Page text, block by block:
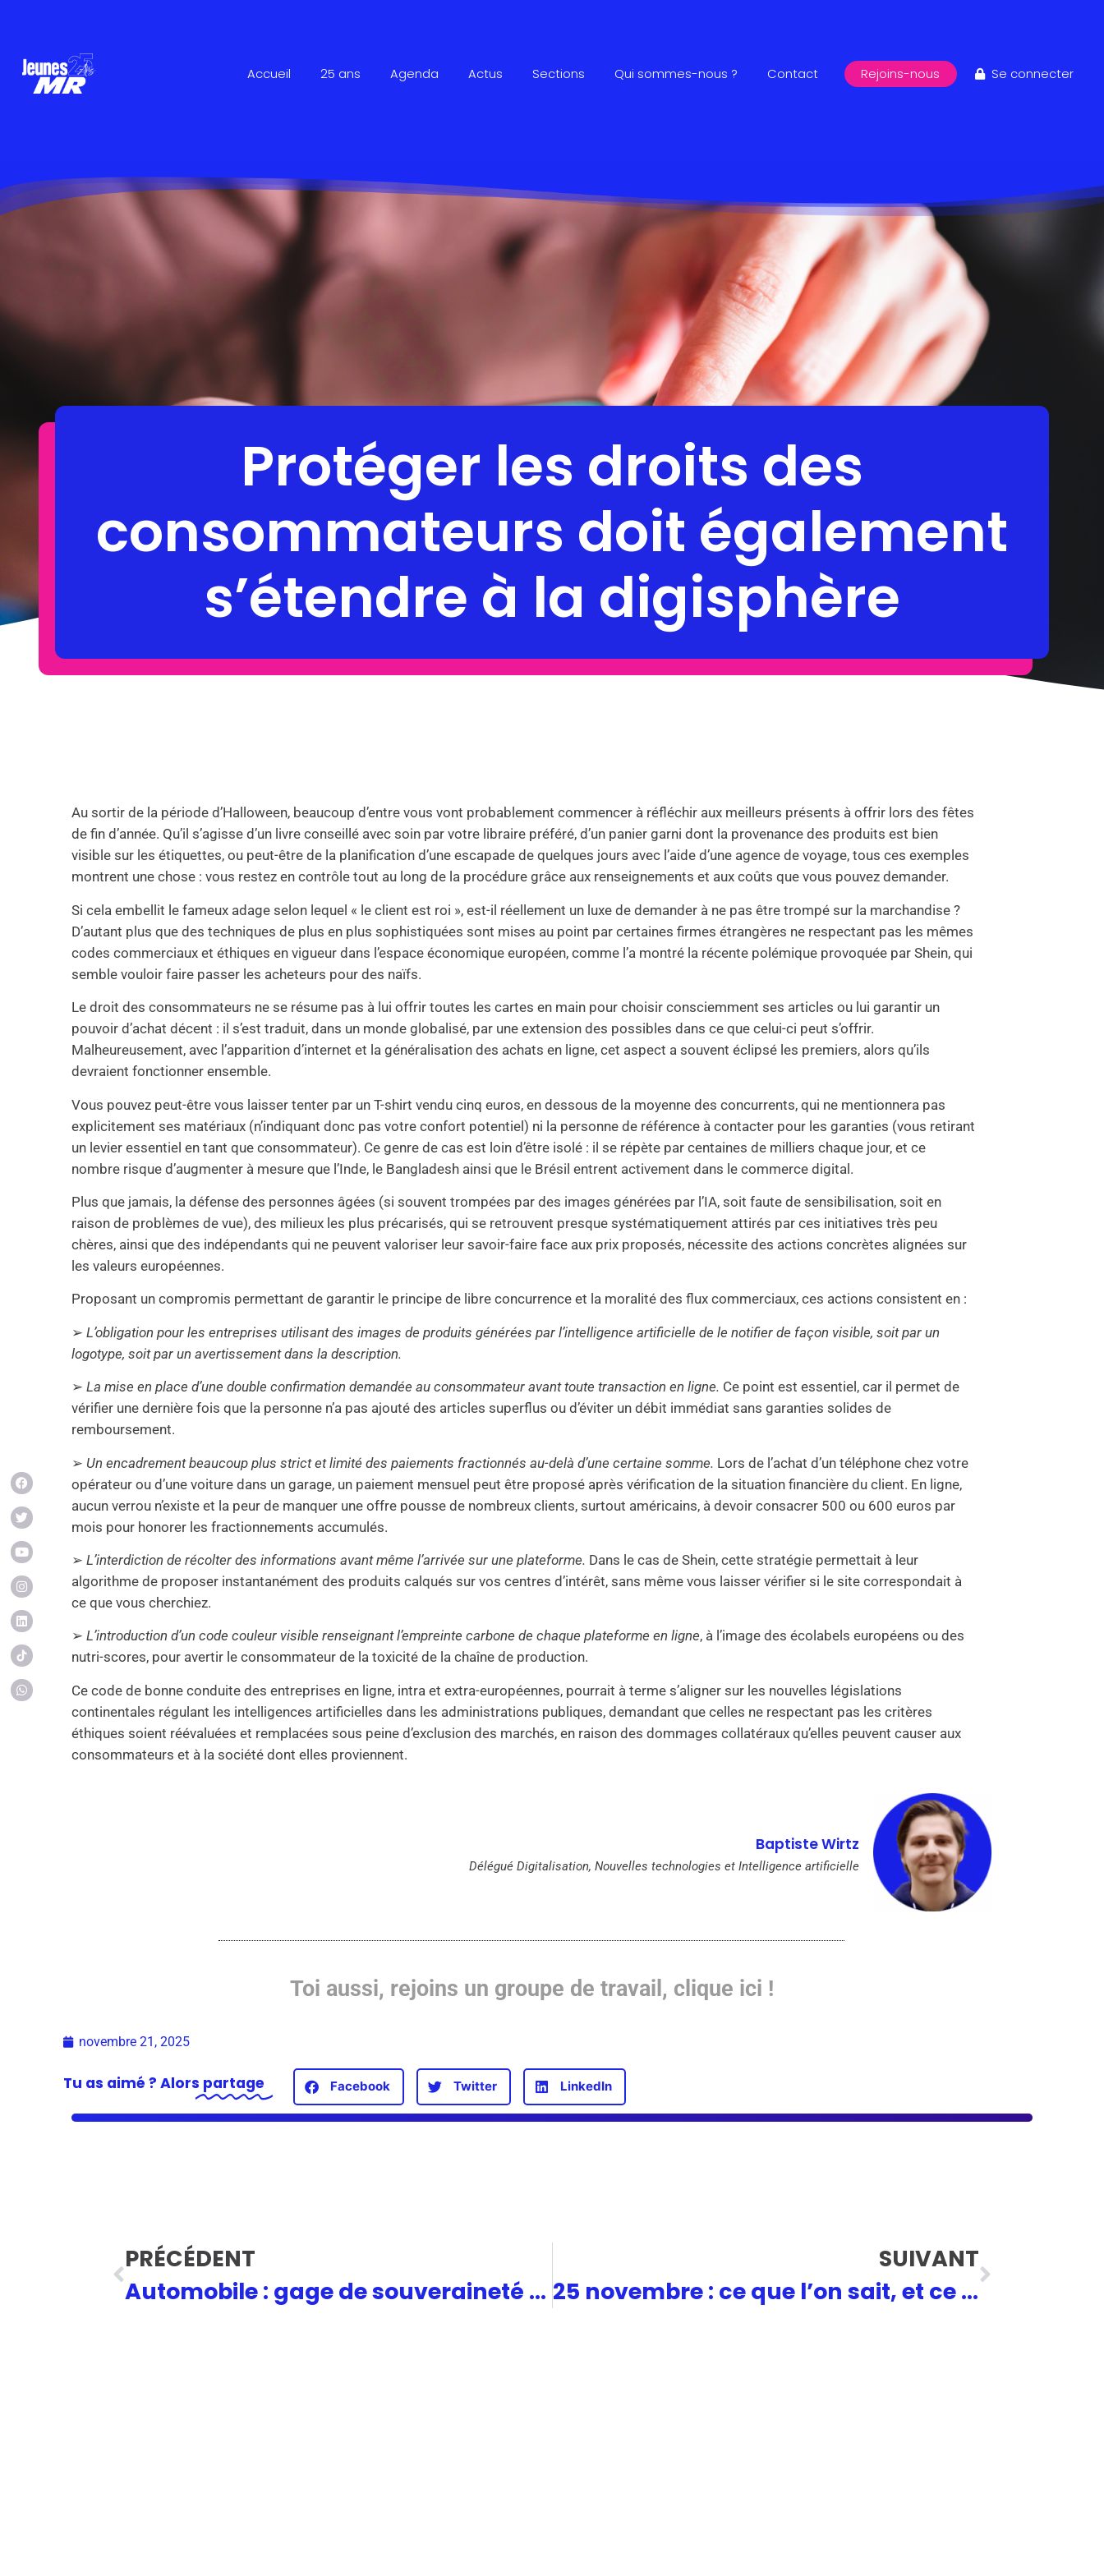
Accueil 25 ans Agenda Actus Sections Qui sommes-nous ? Contact Rejoins-nous Se connecter
Protéger les droits des
consommateurs doit également
s’étendre à la digisphère
Au sortir de la période d’Halloween, beaucoup d’entre vous vont probablement commencer à réfléchir aux meilleurs présents à offrir lors des fêtes
de fin d’année. Qu’il s’agisse d’un livre conseillé avec soin par votre libraire préféré, d’un panier garni dont la provenance des produits est bien
visible sur les étiquettes, ou peut-être de la planification d’une escapade de quelques jours avec l’aide d’une agence de voyage, tous ces exemples
montrent une chose : vous restez en contrôle tout au long de la procédure grâce aux renseignements et aux coûts que vous pouvez demander.
Si cela embellit le fameux adage selon lequel « le client est roi », est-il réellement un luxe de demander à ne pas être trompé sur la marchandise ?
D’autant plus que des techniques de plus en plus sophistiquées sont mises au point par certaines firmes étrangères ne respectant pas les mêmes
codes commerciaux et éthiques en vigueur dans l’espace économique européen, comme l’a montré la récente polémique provoquée par Shein, qui
semble vouloir faire passer les acheteurs pour des naïfs.
Le droit des consommateurs ne se résume pas à lui offrir toutes les cartes en main pour choisir consciemment ses articles ou lui garantir un
pouvoir d’achat décent : il s’est traduit, dans un monde globalisé, par une extension des possibles dans ce que celui-ci peut s’offrir.
Malheureusement, avec l’apparition d’internet et la généralisation des achats en ligne, cet aspect a souvent éclipsé les premiers, alors qu’ils
devraient fonctionner ensemble.
Vous pouvez peut-être vous laisser tenter par un T-shirt vendu cinq euros, en dessous de la moyenne des concurrents, qui ne mentionnera pas
explicitement ses matériaux (n’indiquant donc pas votre confort potentiel) ni la personne de référence à contacter pour les garanties (vous retirant
un levier essentiel en tant que consommateur). Ce genre de cas est loin d’être isolé : il se répète par centaines de milliers chaque jour, et ce
nombre risque d’augmenter à mesure que l’Inde, le Bangladesh ainsi que le Brésil entrent activement dans le commerce digital.
Plus que jamais, la défense des personnes âgées (si souvent trompées par des images générées par l’IA, soit faute de sensibilisation, soit en
raison de problèmes de vue), des milieux les plus précarisés, qui se retrouvent presque systématiquement attirés par ces initiatives très peu
chères, ainsi que des indépendants qui ne peuvent valoriser leur savoir-faire face aux prix proposés, nécessite des actions concrètes alignées sur
les valeurs européennes.
Proposant un compromis permettant de garantir le principe de libre concurrence et la moralité des flux commerciaux, ces actions consistent en :
➢L’obligation pour les entreprises utilisant des images de produits générées par l’intelligence artificielle de le notifier de façon visible, soit par un
logotype, soit par un avertissement dans la description.
➢La mise en place d’une double confirmation demandée au consommateur avant toute transaction en ligne. Ce point est essentiel, car il permet de
vérifier une dernière fois que la personne n’a pas ajouté des articles superflus ou d’éviter un débit immédiat sans garanties solides de
remboursement.
➢ Un encadrement beaucoup plus strict et limité des paiements fractionnés au-delà d’une certaine somme. Lors de l’achat d’un téléphone chez votre
opérateur ou d’une voiture dans un garage, un paiement mensuel peut être proposé après vérification de la situation financière du client. En ligne,
aucun verrou n’existe et la peur de manquer une offre pousse de nombreux clients, surtout américains, à devoir consacrer 500 ou 600 euros par
mois pour honorer les fractionnements accumulés.
➢L’interdiction de récolter des informations avant même l’arrivée sur une plateforme. Dans le cas de Shein, cette stratégie permettait à leur
algorithme de proposer instantanément des produits calqués sur vos centres d’intérêt, sans même vous laisser vérifier si le site correspondait à
ce que vous cherchiez.
➢L’introduction d’un code couleur visible renseignant l’empreinte carbone de chaque plateforme en ligne, à l’image des écolabels européens ou des
nutri-scores, pour avertir le consommateur de la toxicité de la chaîne de production.
Ce code de bonne conduite des entreprises en ligne, intra et extra-européennes, pourrait à terme s’aligner sur les nouvelles législations
continentales régulant les intelligences artificielles dans les administrations publiques, demandant que celles ne respectant pas les critères
éthiques soient réévaluées et remplacées sous peine d’exclusion des marchés, en raison des dommages collatéraux qu’elles peuvent causer aux
consommateurs et à la société dont elles proviennent.
Baptiste Wirtz
Délégué Digitalisation, Nouvelles technologies et Intelligence artificielle
Toi aussi, rejoins un groupe de travail, clique ici !
novembre 21, 2025
Tu as aimé ? Alors partage Facebook Twitter LinkedIn
PRÉCÉDENT
Automobile : gage de souveraineté et de transition climatique en Europe
SUIVANT
25 novembre : ce que l’on sait, et ce que l’on en fait